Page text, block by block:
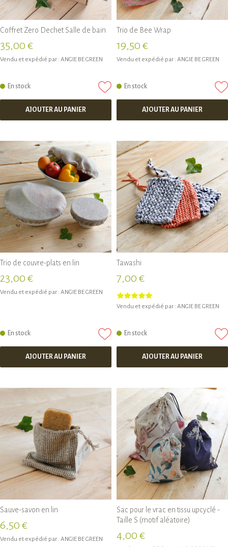
Coffret Zero Dechet Salle de bain
35,00 €
Vendu et expédié par : ANGIE BE GREEN
En stock
AJOUTER AU PANIER
Trio de Bee Wrap
19,50 €
Vendu et expédié par : ANGIE BE GREEN
En stock
AJOUTER AU PANIER
Trio de couvre-plats en lin
23,00 €
Vendu et expédié par : ANGIE BE GREEN
En stock
AJOUTER AU PANIER
Tawashi
7,00 €
Vendu et expédié par : ANGIE BE GREEN
En stock
AJOUTER AU PANIER
Sauve-savon en lin
6,50 €
Vendu et expédié par : ANGIE BE GREEN
Sac pour le vrac en tissu upcyclé -
Taille S (motif aléatoire)
4,00 €